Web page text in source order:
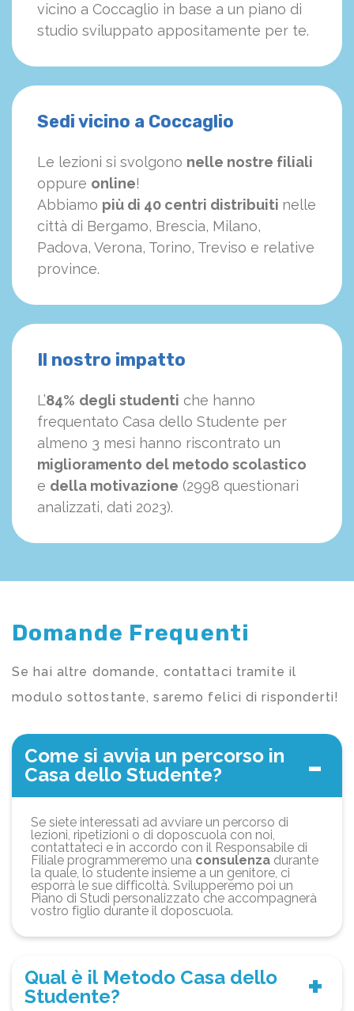
vicino a Coccaglio in base a un piano di
studio sviluppato appositamente per te.
Sedi vicino a Coccaglio
Le lezioni si svolgono nelle nostre filiali
oppure online!
Abbiamo più di 40 centri distribuiti nelle
città di Bergamo, Brescia, Milano,
Padova, Verona, Torino, Treviso e relative
province.
Il nostro impatto
L’84% degli studenti che hanno
frequentato Casa dello Studente per
almeno 3 mesi hanno riscontrato un
miglioramento del metodo scolastico
e della motivazione (2998 questionari
analizzati, dati 2023).
Domande Frequenti
Se hai altre domande, contattaci tramite il
modulo sottostante, saremo felici di risponderti!
Come si avvia un percorso in
Casa dello Studente?
Se siete interessati ad avviare un percorso di
lezioni, ripetizioni o di doposcuola con noi,
contattateci e in accordo con il Responsabile di
Filiale programmeremo una consulenza durante
la quale, lo studente insieme a un genitore, ci
esporrà le sue difficoltà. Svilupperemo poi un
Piano di Studi personalizzato che accompagnerà
vostro figlio durante il doposcuola.
Qual è il Metodo Casa dello
Studente?